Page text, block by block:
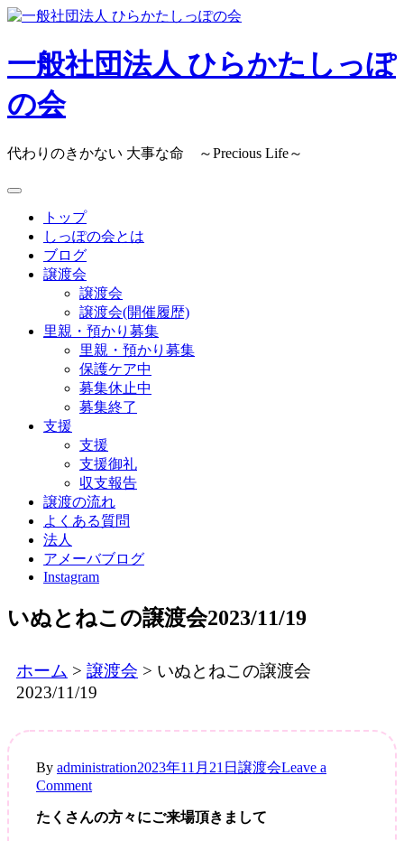
Skip
content
一般社団法人 ひらかたしっぽ
の会
代わりのきかない 大事な命 ～Precious Life～
トップ
しっぽの会とは
ブログ
譲渡会
譲渡会
譲渡会(開催履歴)
里親・預かり募集
里親・預かり募集
保護ケア中
募集休止中
募集終了
支援
支援
支援御礼
収支報告
譲渡の流れ
よくある質問
法人
アメーバブログ
Instagram
いぬとねこの譲渡会2023/11/19
ホーム > 譲渡会 > いぬとねこの譲渡会
2023/11/19
By administration2023年11月21日 譲渡会Leave a
Commenton
ぬ
たくさんの方々にご来場頂きまして